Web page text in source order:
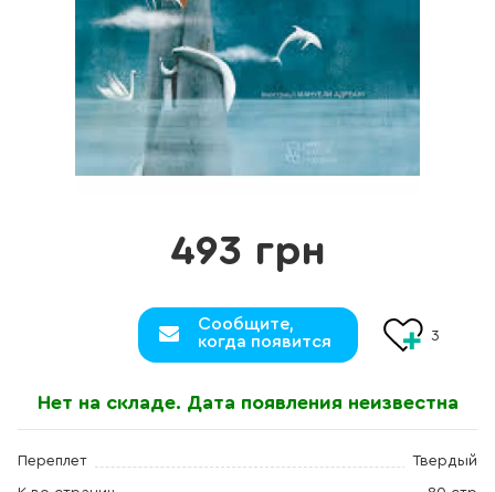
493 грн
Сообщите,
когда появится
3
Нет на складе. Дата появления неизвестна
Переплет Твердый